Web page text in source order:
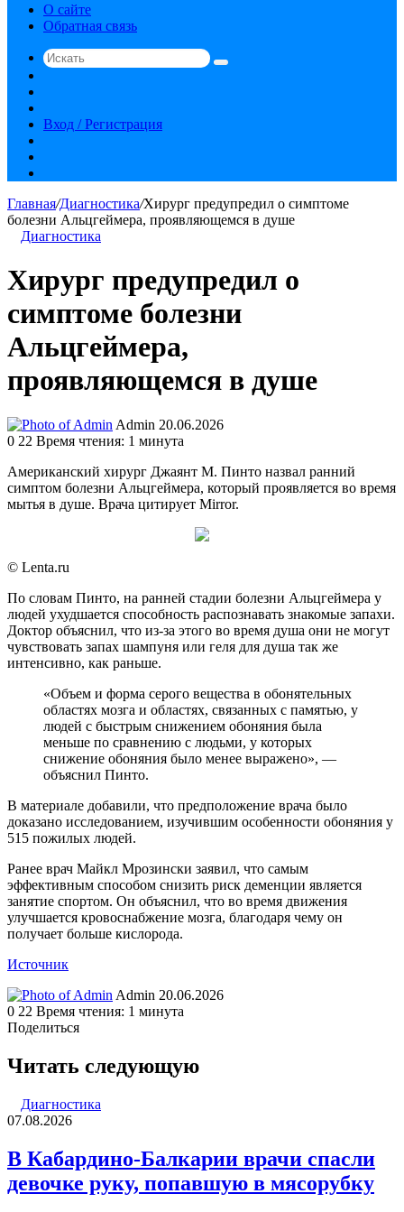
О сайте
Обратная связь
Искать
статья
Вход / Регистрация
Главная/Диагностика/Хирург предупредил о симптоме
болезни Альцгеймера, проявляющемся в душе
Диагностика
Хирург предупредил о
симптоме болезни
Альцгеймера,
проявляющемся в душе
Admin Send
an
20.06.2026
0 22 Время чтения: 1 минута
Американский хирург Джаянт М. Пинто назвал ранний
симптом болезни Альцгеймера, который проявляется во время
мытья в душе. Врача цитирует Mirror.
© Lenta.ru
По словам Пинто, на ранней стадии болезни Альцгеймера у
людей ухудшается способность распознавать знакомые запахи.
Доктор объяснил, что из-за этого во время душа они не могут
чувствовать запах шампуня или геля для душа так же
интенсивно, как раньше.
«Объем и форма серого вещества в обонятельных
областях мозга и областях, связанных с памятью, у
людей с быстрым снижением обоняния была
меньше по сравнению с людьми, у которых
снижение обоняния было менее выражено», —
объяснил Пинто.
В материале добавили, что предположение врача было
доказано исследованием, изучившим особенности обоняния у
515 пожилых людей.
Ранее врач Майкл Мрозински заявил, что самым
эффективным способом снизить риск деменции является
занятие спортом. Он объяснил, что во время движения
улучшается кровоснабжение мозга, благодаря чему он
получает больше кислорода.
Источник
Admin Send
an
20.06.2026
0 22 Время чтения: 1 минута
Поделиться
через
электронную
Читать следующую
Диагностика
07.08.2026
В Кабардино-Балкарии врачи спасли
девочке руку, попавшую в мясорубку